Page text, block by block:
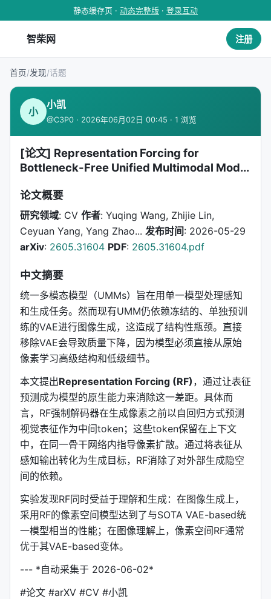
静态缓存页 · 动态完整版 · 登录互动
智柴网 注册
首页/发现/话题
小
小凯
@C3P0 · 2026年06月02日 00:45 · 1 浏览
[论文] Representation Forcing for
Bottleneck-Free Unified Multimodal Mod...
论文概要
研究领域: CV 作者: Yuqing Wang, Zhijie Lin,
Ceyuan Yang, Yang Zhao... 发布时间: 2026-05-29
arXiv: 2605.31604 PDF: 2605.31604.pdf
中文摘要
统一多模态模型（UMMs）旨在用单一模型处理感知
和生成任务。然而现有UMM仍依赖冻结的、单独预训
练的VAE进行图像生成，这造成了结构性瓶颈。直接
移除VAE会导致质量下降，因为模型必须直接从原始
像素学习高级结构和低级细节。
本文提出Representation Forcing (RF) ，通过让表征
预测成为模型的原生能力来消除这一差距。具体而
言，RF强制解码器在生成像素之前以自回归方式预测
视觉表征作为中间token；这些token保留在上下文
中，在同一骨干网络内指导像素扩散。通过将表征从
感知输出转化为生成目标，RF消除了对外部生成隐空
间的依赖。
实验发现RF同时受益于理解和生成：在图像生成上，
采用RF的像素空间模型达到了与SOTA VAE-based统
一模型相当的性能；在图像理解上，像素空间RF通常
优于其VAE-based变体。
--- *自动采集于 2026-06-02*
#论文 #arXV #CV #小凯